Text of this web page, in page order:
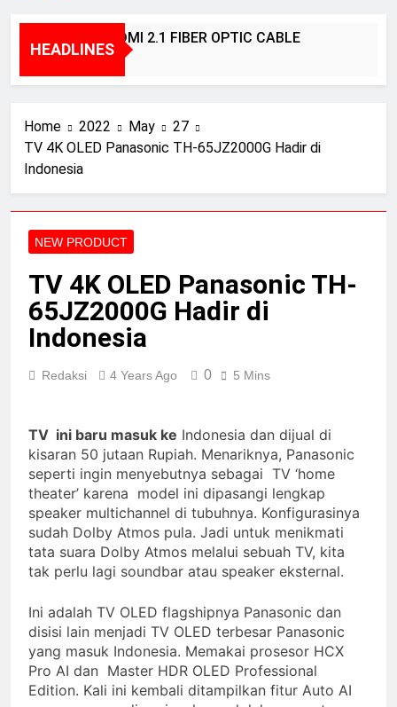
HEADLINES
BRIDGEE – HDMI 2.1 FIBER OPTIC CABLE
Home 2022 May
27
TV 4K OLED Panasonic TH-65JZ2000G Hadir di
Indonesia
NEW PRODUCT
TV 4K OLED Panasonic TH-
65JZ2000G Hadir di
Indonesia
Redaksi 4 Years Ago 0 5 Mins
TV ini baru masuk ke Indonesia dan dijual di
kisaran 50 jutaan Rupiah. Menariknya, Panasonic
seperti ingin menyebutnya sebagai TV ‘home
theater’ karena model ini dipasangi lengkap
speaker multichannel di tubuhnya. Konfigurasinya
sudah Dolby Atmos pula. Jadi untuk menikmati
tata suara Dolby Atmos melalui sebuah TV, kita
tak perlu lagi soundbar atau speaker eksternal.
Ini adalah TV OLED flagshipnya Panasonic dan
disisi lain menjadi TV OLED terbesar Panasonic
yang masuk Indonesia. Memakai prosesor HCX
Pro AI dan Master HDR OLED Professional
Edition. Kali ini kembali ditampilkan fitur Auto AI